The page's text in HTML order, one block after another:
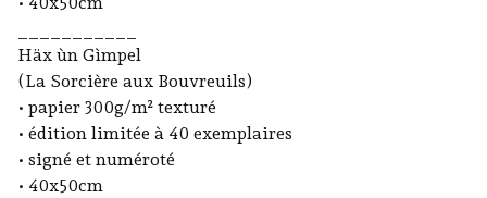
Häx ùn Gìmpel
(La Sorcière aux Bouvreuils)
• papier 300g/m² texturé
• édition limitée à 40 exemplaires
• signé et numéroté
• 40x50cm